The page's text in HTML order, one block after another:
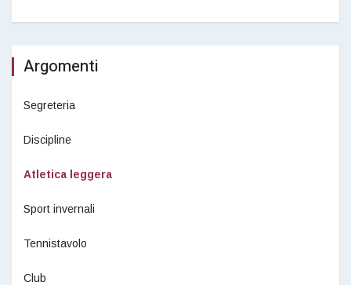
Argomenti
Segreteria
Discipline
Atletica leggera
Sport invernali
Tennistavolo
Club